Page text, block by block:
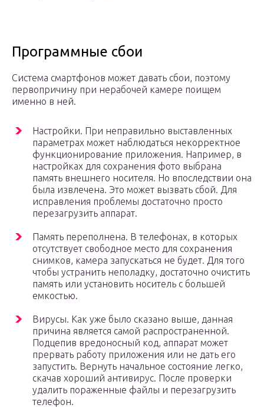
Программные сбои
Система смартфонов может давать сбои, поэтому
первопричину при нерабочей камере поищем
именно в ней.
Настройки. При неправильно выставленных
параметрах может наблюдаться некорректное
функционирование приложения. Например, в
настройках для сохранения фото выбрана
память внешнего носителя. Но впоследствии она
была извлечена. Это может вызвать сбой. Для
исправления проблемы достаточно просто
перезагрузить аппарат.
Память переполнена. В телефонах, в которых
отсутствует свободное место для сохранения
снимков, камера запускаться не будет. Для того
чтобы устранить неполадку, достаточно очистить
память или установить носитель с большей
емкостью.
Вирусы. Как уже было сказано выше, данная
причина является самой распространенной.
Подцепив вредоносный код, аппарат может
прервать работу приложения или не дать его
запустить. Вернуть начальное состояние легко,
скачав хороший антивирус. После проверки
удалить пораженные файлы и перезагрузить
телефон.